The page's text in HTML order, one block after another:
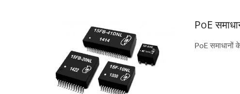
PoE
PoE समाधानों